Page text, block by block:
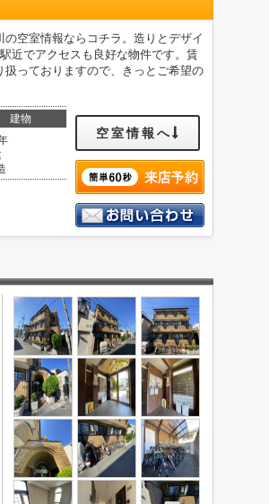
空室情報ならコチラ。造りとデザイ
近でアクセスも良好な物件です。賃
っておりますので、きっとご希望の
建物
空室情報へ